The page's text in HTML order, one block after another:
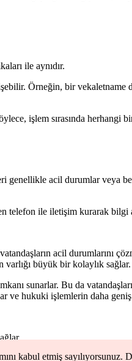
kabul etmiş
ile aynıdır.
Örneğin, bir vekaletname
işlem sırasında herhangi bir
acil durumlar veya
telefon ile iletişim kurarak bilgi
acil durumlarını
büyük bir kolaylık sağlar.
sunarlar. Bu da
hukuki işlemlerin daha